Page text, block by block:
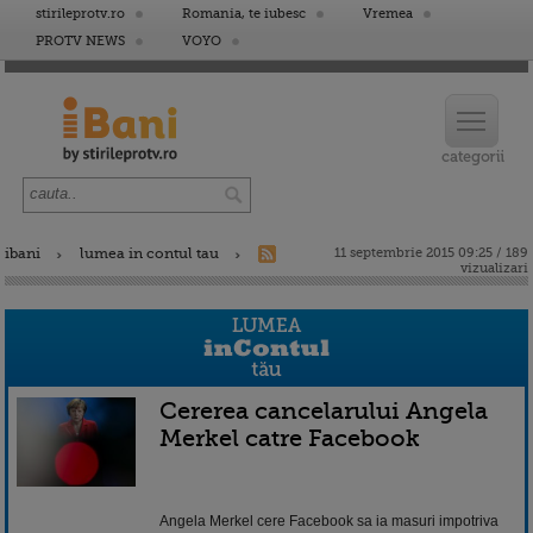
stirileprotv.ro Romania, te iubesc
Vremea
PROTV NEWS
VOYO
ibani lumea in contul tau
11 septembrie 2015 09:25 / 189
vizualizari
Cererea cancelarului Angela
Merkel catre Facebook
Angela Merkel cere Facebook sa ia masuri impotriva